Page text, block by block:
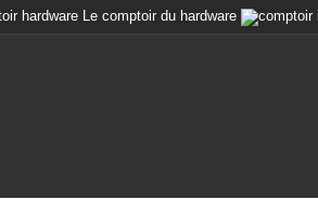
Le comptoir du hardware